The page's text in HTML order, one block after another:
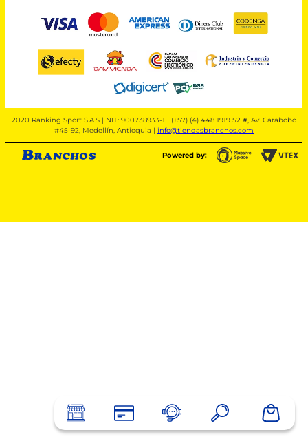
2020 Ranking Sport S.A.S | NIT: 900738933-1 | (+57) (4) 448 1919 52 #, Av. Carabobo
#45-92, Medellín, Antioquia | info@tiendasbranchos.com
Powered by: